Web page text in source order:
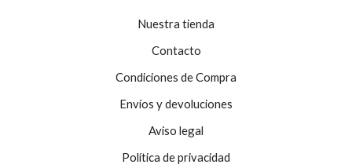
Nuestra tienda
Contacto
Condiciones de Compra
Envíos y devoluciones
Aviso legal
Política de privacidad